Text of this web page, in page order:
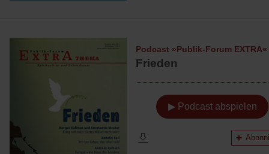
Podcast »Publik-Forum EXTRA«
Frieden
▶ Podcast abspielen